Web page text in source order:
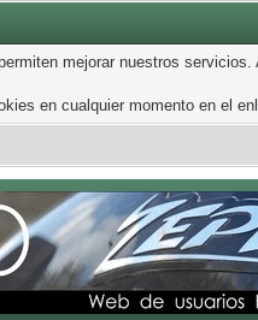
mejorar nuestros
en cualquier momento en el